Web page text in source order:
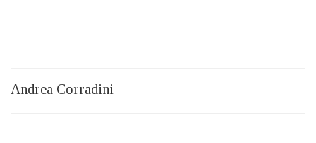
Andrea Corradini